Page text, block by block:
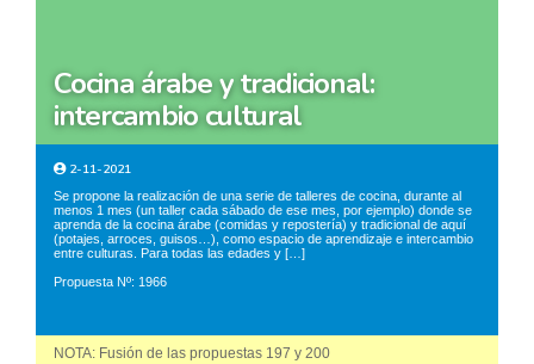
cocina árabe y tradicional:
intercambio cultural
2-11-2021
Se propone la realización de una serie de talleres de cocina, durante al
menos 1 mes (un taller cada sábado de ese mes, por ejemplo) donde se
aprenda de la cocina árabe (comidas y repostería) y tradicional de aquí
(potajes, arroces, guisos…), como espacio de aprendizaje e intercambio
entre culturas. Para todas las edades y […]
Propuesta Nº: 1966
NOTA: Fusión de las propuestas 197 y 200